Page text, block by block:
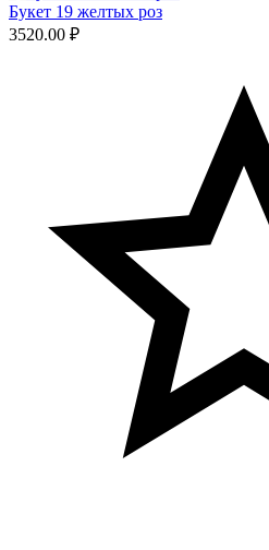
Букет 19 желтых роз
3520.00 ₽